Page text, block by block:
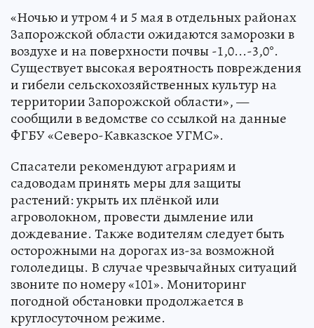
«Ночью и утром 4 и 5 мая в отдельных районах
Запорожской области ожидаются заморозки в
воздухе и на поверхности почвы -1,0...-3,0°.
Существует высокая вероятность повреждения
и гибели сельскохозяйственных культур на
территории Запорожской области», —
сообщили в ведомстве со ссылкой на данные
ФГБУ «Северо-Кавказское УГМС».
Спасатели рекомендуют аграриям и
садоводам принять меры для защиты
растений: укрыть их плёнкой или
агроволокном, провести дымление или
дождевание. Также водителям следует быть
осторожными на дорогах из-за возможной
гололедицы. В случае чрезвычайных ситуаций
звоните по номеру «101». Мониторинг
погодной обстановки продолжается в
круглосуточном режиме.